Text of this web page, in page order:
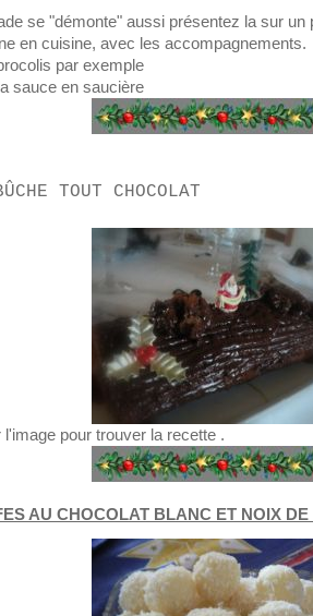
se "démonte" aussi présentez la sur
en cuisine, avec les accompagnements.
par exemple
sauce en saucière
TOUT CHOCOLAT
pour trouver la recette .
AU CHOCOLAT BLANC ET NOIX DE